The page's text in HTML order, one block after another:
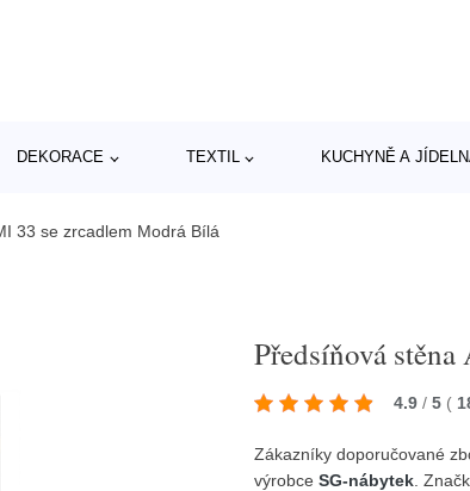
DEKORACE TEXTIL KUCHYNĚ A
33 se zrcadlem Modrá Bílá
Předsíňová
4.9 / 5 (
Zákazníky doporučované
výrobceSG-nábytek .